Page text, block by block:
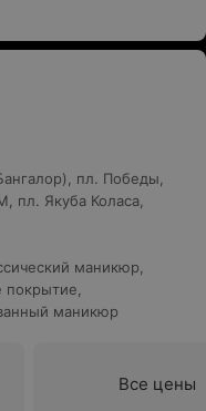
пл. Победы
пл. Якуба Коласа
маникюр
покрытие
маникюр
Все цены